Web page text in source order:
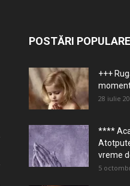
POSTĂRI POPULARE
+++
28 iulie
****
vreme
5